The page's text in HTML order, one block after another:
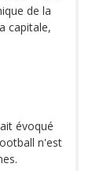
de la
capitale,
évoqué
n'est